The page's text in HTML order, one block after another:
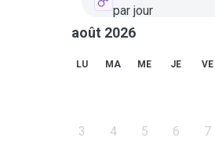
par jour
août 2026
LU MA ME JE VE
3 4 5 6 7